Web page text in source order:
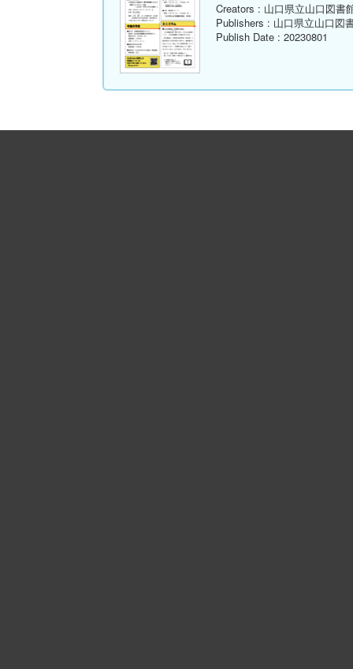
Creators : 山口県立山口図書
Publishers : 山口県立山口図
Publish Date : 20230801